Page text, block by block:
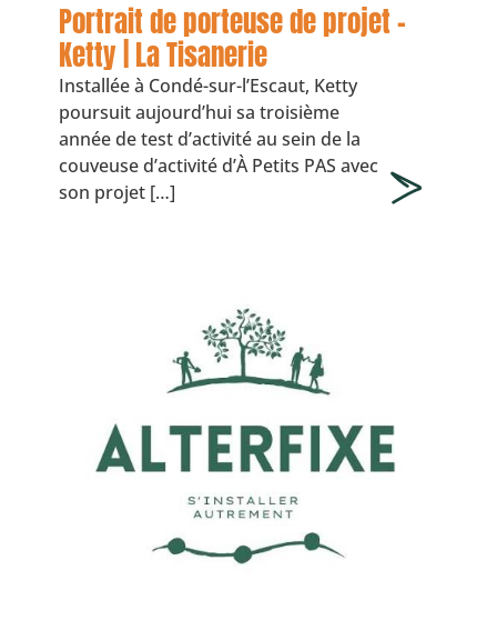
Portrait de porteuse de projet –
Ketty | La Tisanerie
Installée à Condé-sur-l’Escaut, Ketty
poursuit aujourd’hui sa troisième
année de test d’activité au sein de la
couveuse d’activité d’À Petits PAS avec
son projet […]